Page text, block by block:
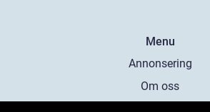
Menu
Annonsering
Om oss